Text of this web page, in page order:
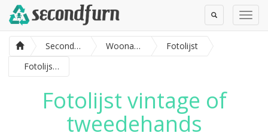
Toggle
Search
SecondFurn Woonaccessoires
Fotolijst
Fotolijsten met houten rand inclusief botanische print
Fotolijst vintage of
tweedehands